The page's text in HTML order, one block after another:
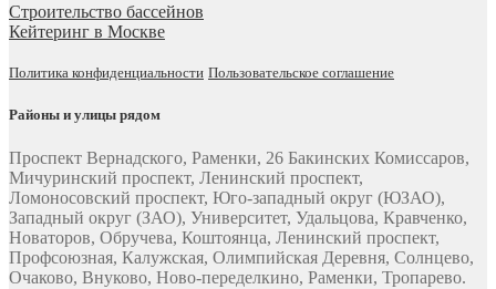
Строительство бассейнов
Кейтеринг в Москве
Политика конфиденциальности Пользовательское соглашение
Районы и улицы рядом
Проспект Вернадского, Раменки, 26 Бакинских Комиссаров,
Мичуринский проспект, Ленинский проспект,
Ломоносовский проспект, Юго-западный округ (ЮЗАО),
Западный округ (ЗАО), Университет, Удальцова, Кравченко,
Новаторов, Обручева, Коштоянца, Ленинский проспект,
Профсоюзная, Калужская, Олимпийская Деревня, Солнцево,
Очаково, Внуково, Ново-переделкино, Раменки, Тропарево.